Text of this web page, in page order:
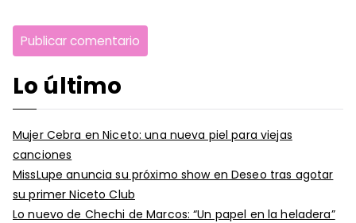
Lo último
Mujer Cebra en Niceto: una nueva piel para viejas
canciones
MissLupe anuncia su próximo show en Deseo tras agotar
su primer Niceto Club
Lo nuevo de Chechi de Marcos: “Un papel en la heladera”